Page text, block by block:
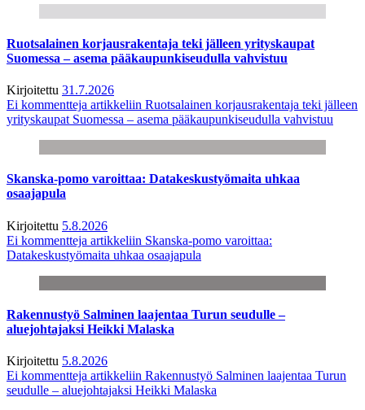
Ruotsalainen korjausrakentaja teki jälleen yrityskaupat
Suomessa – asema pääkaupunkiseudulla vahvistuu
Kirjoitettu 31.7.2026
Ei kommentteja artikkeliin Ruotsalainen korjausrakentaja teki jälleen
yrityskaupat Suomessa – asema pääkaupunkiseudulla vahvistuu
Skanska-pomo varoittaa: Datakeskustyömaita uhkaa
osaajapula
Kirjoitettu 5.8.2026
Ei kommentteja artikkeliin Skanska-pomo varoittaa:
Datakeskustyömaita uhkaa osaajapula
Rakennustyö Salminen laajentaa Turun seudulle –
aluejohtajaksi Heikki Malaska
Kirjoitettu 5.8.2026
Ei kommentteja artikkeliin Rakennustyö Salminen laajentaa Turun
seudulle – aluejohtajaksi Heikki Malaska